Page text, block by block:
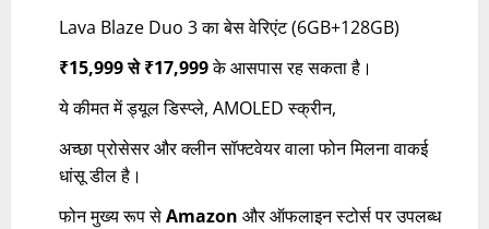
Lava Blaze Duo 3 का बेस वेरिएंट (6GB+128GB)
₹15,999 से ₹17,999के आसपास रह सकता है।
ये कीमत में ड्यूल डिस्प्ले, AMOLED स्क्रीन,
अच्छा प्रोसेसर और क्लीन सॉफ्टवेयर वाला फोन मिलना वाकई
धांसू डील है।
फोन मुख्य रूप सेAmazon और ऑफलाइन स्टोर्स पर उपलब्ध